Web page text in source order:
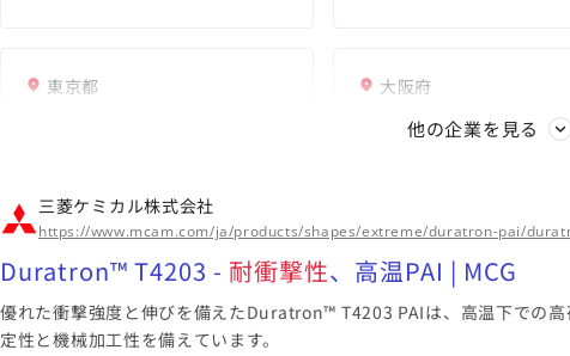
東京都
ABS樹脂プレート タフエース |
住友ベークライト株式会社
ポリカーボネート樹脂プレート
ポリカナミ | 住友ベークライト株
式会社
ポリカーボネート折板 ポリカナ
ミ折板熱線カットグレード | 住友
ベークライト株式会社
回路
海外拠点
大阪府
積水化学工業株式会
機能プラスチックスカン
＋ | キーワード検索 | 積水
業株式会社
スマートフォン
ディスプレ
エレクトロニクス
海外拠点
他の企業を見る
三菱ケミカル株式会社
https://www.mcam.com/ja/products/shapes/extreme/duratron-pai/
Duratron™ T4203 - 耐衝撃性、高温PAI | MCG
優れた衝撃強度と伸びを備えたDuratron™ T4203 PAIは、高温下での
定性と機械加工性を備えています。